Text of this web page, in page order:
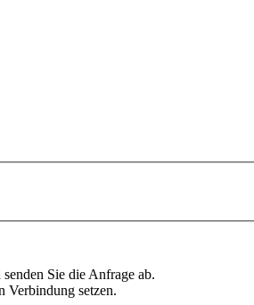
Sie die Anfrage ab.
Verbindung setzen.